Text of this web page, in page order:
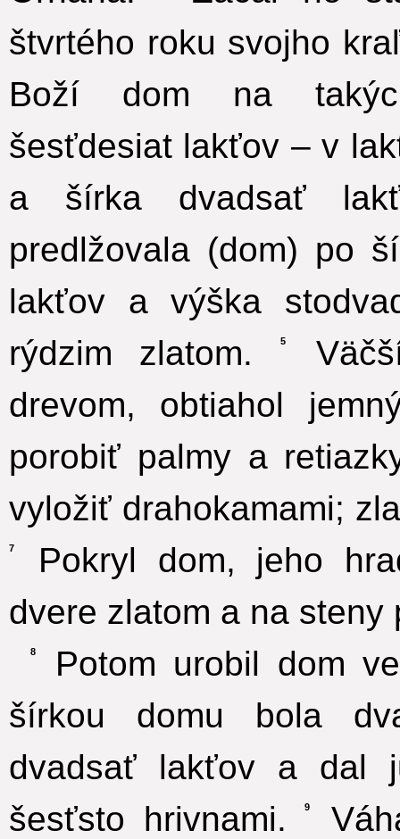
štvrtého roku svojho
Boží dom na
šesťdesiat lakťov – v
a šírka dvadsať
predlžovala (dom) po
lakťov a výška
rýdzim zlatom.
5
drevom, obtiahol
porobiť palmy a
vyložiť drahokamami;
7
Pokryl dom, jeho
dvere zlatom a na steny
8
Potom urobil dom
šírkou domu bola
dvadsať lakťov a dal
šesťsto hrivnami.
9